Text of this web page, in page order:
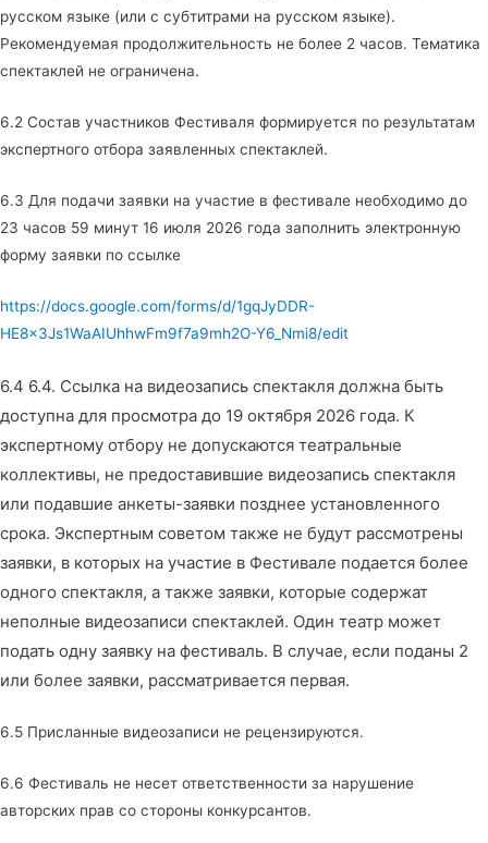
русском языке (или с субтитрами на русском языке).
Рекомендуемая продолжительность не более 2 часов. Тематика
спектаклей не ограничена.
6.2 Состав участников Фестиваля формируется по результатам
экспертного отбора заявленных спектаклей.
6.3 Для подачи заявки на участие в фестивале необходимо до
23 часов 59 минут 16 июля 2026 года заполнить электронную
форму заявки по ссылке
https://docs.google.com/forms/d/1gqJyDDR-
HE8x3Js1WaAIUhhwFm9f7a9mh2O-Y6_Nmi8/edit
6.4 6.4. Ссылка на видеозапись спектакля должна быть
доступна для просмотра до 19 октября 2026 года. К
экспертному отбору не допускаются театральные
коллективы, не предоставившие видеозапись спектакля
или подавшие анкеты-заявки позднее установленного
срока. Экспертным советом также не будут рассмотрены
заявки, в которых на участие в Фестивале подается более
одного спектакля, а также заявки, которые содержат
неполные видеозаписи спектаклей. Один театр может
подать одну заявку на фестиваль. В случае, если поданы 2
или более заявки, рассматривается первая.
6.5 Присланные видеозаписи не рецензируются.
6.6 Фестиваль не несет ответственности за нарушение
авторских прав со стороны конкурсантов.